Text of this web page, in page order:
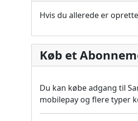
Hvis du allerede er
Køb et
Du kan købe adgang til
mobilepay og flere typer